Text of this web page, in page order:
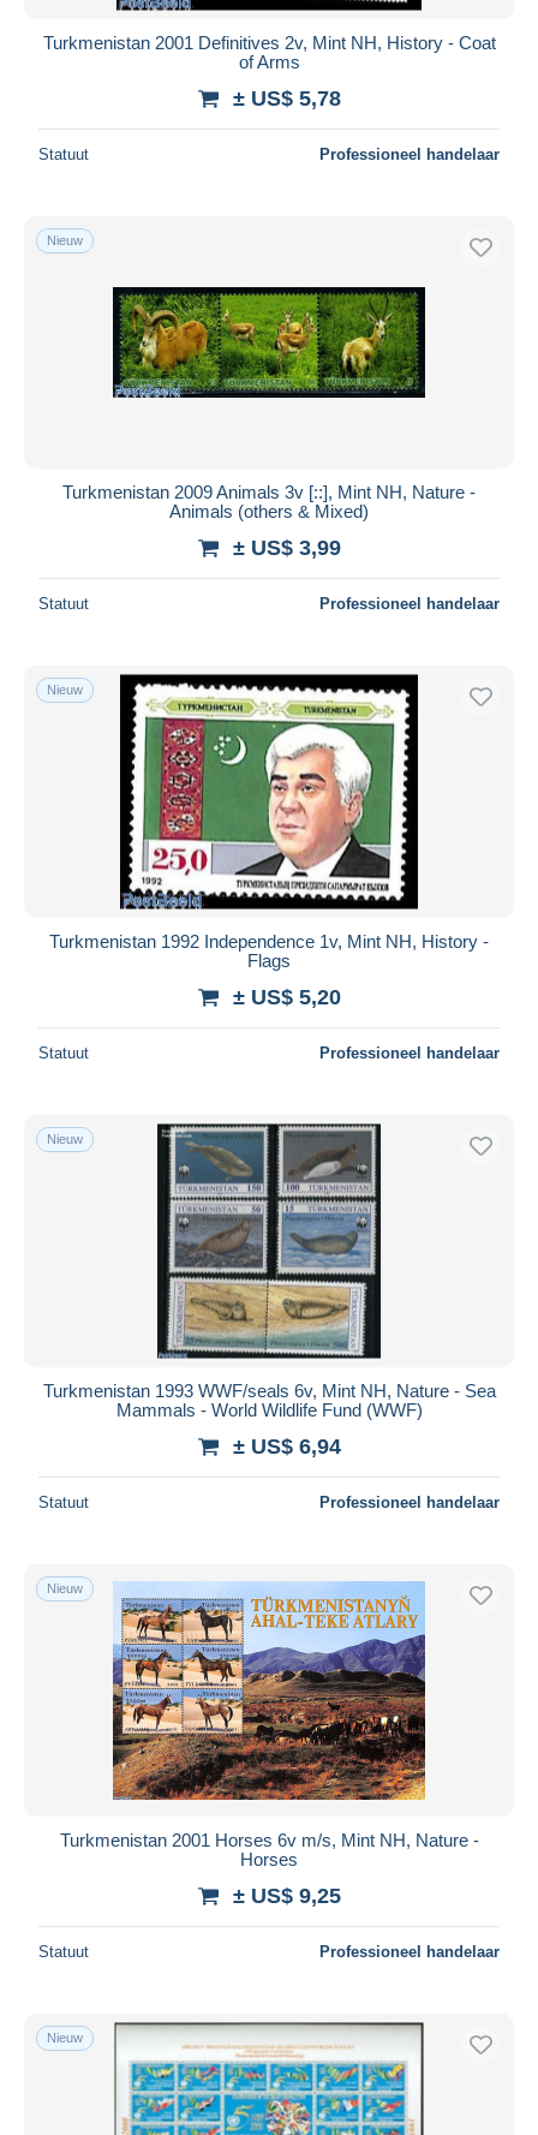
Turkmenistan 2001 Definitives 2v, Mint NH, History - Coat
of Arms
± US$ 5,78
Statuut Professioneel handelaar
Nieuw
Turkmenistan 2009 Animals 3v [::], Mint NH, Nature -
Animals (others & Mixed)
± US$ 3,99
Statuut Professioneel handelaar
Nieuw
Turkmenistan 1992 Independence 1v, Mint NH, History -
Flags
± US$ 5,20
Statuut Professioneel handelaar
Nieuw
Turkmenistan 1993 WWF/seals 6v, Mint NH, Nature - Sea
Mammals - World Wildlife Fund (WWF)
± US$ 6,94
Statuut Professioneel handelaar
Nieuw
Turkmenistan 2001 Horses 6v m/s, Mint NH, Nature -
Horses
± US$ 9,25
Statuut Professioneel handelaar
Nieuw